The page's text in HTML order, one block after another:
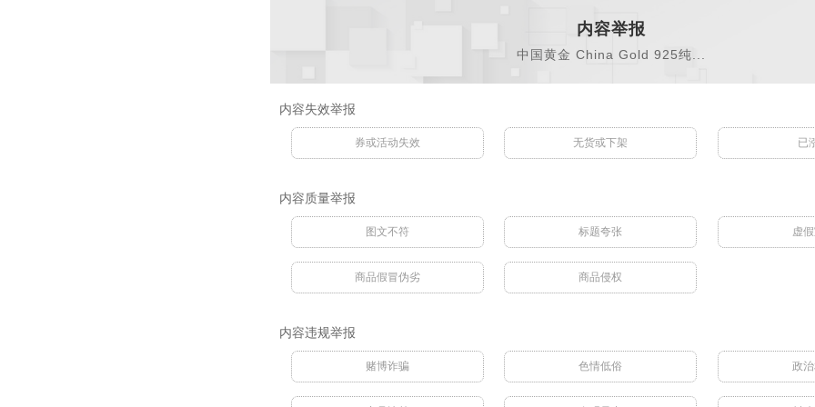
内容举报
中国黄金 China Gold 925纯...
内容失效举报
券或活动失效 无货或下架 已
内容质量举报
图文不符 标题夸张 虚
商品假冒伪劣 商品侵权
内容违规举报
赌博诈骗 色情低俗 政